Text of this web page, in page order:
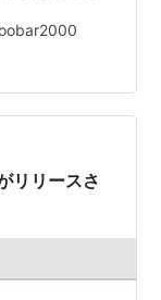
A55を使
Pro2とはペア
らの再生は不
ら音楽ファイ
リースさ